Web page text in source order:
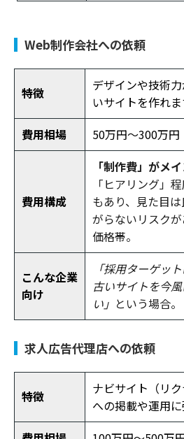
Web制作会社への依頼
特徴
デザインや技術
いサイトを作れま
費用相場
50万円〜300万円
費用構成
「制作費」がメ
「ヒアリング」
もあり、見た目
がらないリスク
価格帯。
こんな企業
向け
「採用ターゲッ
古いサイトを今
い」 という場合。
求人広告代理店への依頼
特徴
ナビサイト（リク
への掲載や運用に